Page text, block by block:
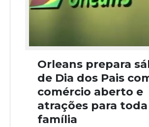
Orleans prepara
de Dia dos Pais
comércio aberto e
atrações para toda
família